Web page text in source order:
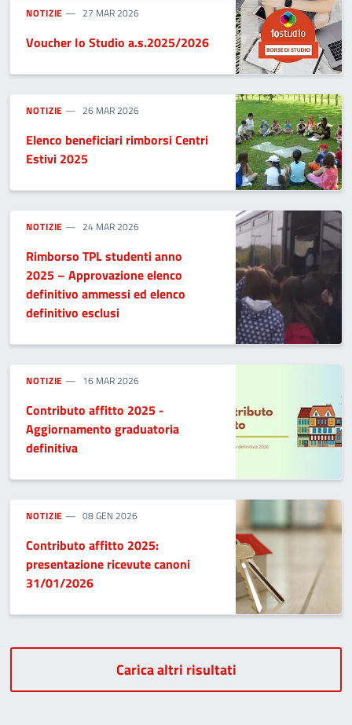
NOTIZIE 27 MAR 2026
Voucher Io Studio a.s.2025/2026
NOTIZIE 26 MAR 2026
Elenco beneficiari rimborsi Centri
Estivi 2025
NOTIZIE 24 MAR 2026
Rimborso TPL studenti anno
2025 – Approvazione elenco
definitivo ammessi ed elenco
definitivo esclusi
NOTIZIE 16 MAR 2026
Contributo affitto 2025 -
Aggiornamento graduatoria
definitiva
NOTIZIE 08 GEN 2026
Contributo affitto 2025:
presentazione ricevute canoni
31/01/2026
Carica altri risultati